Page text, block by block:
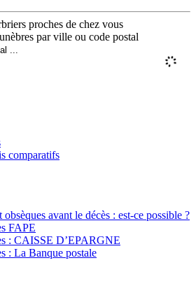
proches de chez vous
par ville ou code postal
comparatifs
avant le décès : est-ce possible ?
FAPE
: CAISSE D’EPARGNE
: La Banque postale